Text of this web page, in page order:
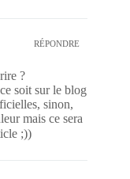
RÉPONDRE
?
soit sur le blog
sinon,
mais ce sera
;))